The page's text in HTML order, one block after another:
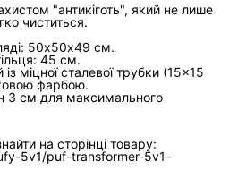
"антикіготь", який не лише
чиститься.
50х50х49 см.
45 см.
із міцної сталевої трубки (15×15
фарбою.
3 см для максимального
на сторінці товару:
5v1/puf-transformer-5v1-